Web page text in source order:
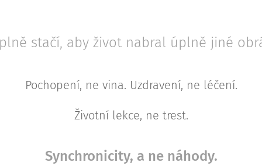
stačí, aby život nabral úplně jiné
Pochopení, ne vina. Uzdravení, ne léčení.
Životní lekce, ne trest.
Synchronicity, a ne náhody.